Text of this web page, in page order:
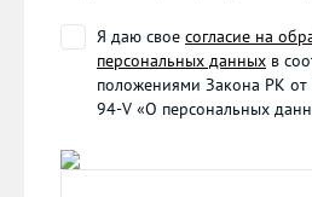
Я даю свое согласие на
персональных данных в
положениями Закона РК
94-V «О персональных